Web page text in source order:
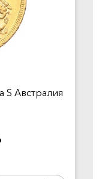
S Австралия